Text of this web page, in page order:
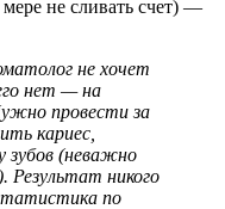
не сливать счет) —
не хочет
нет — на
провести за
кариес,
зубов (неважно
Результат никого
по